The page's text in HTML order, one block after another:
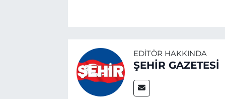
EDITÖR HAKKINDA
ŞEHİR GAZETESİ